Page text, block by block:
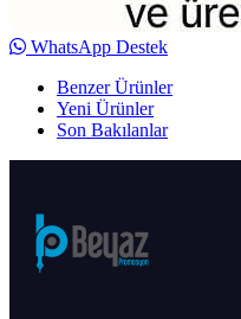
WhatsApp Destek
Benzer Ürünler
Yeni Ürünler
Son Bakılanlar